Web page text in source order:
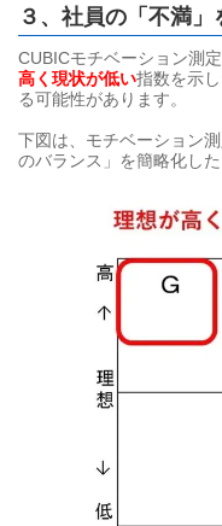
３、社員の「不満」
CUBICモチベーション測
高く現状が低い指数を示
る可能性があります。
下図は、モチベーション
のバランス」を簡略化した